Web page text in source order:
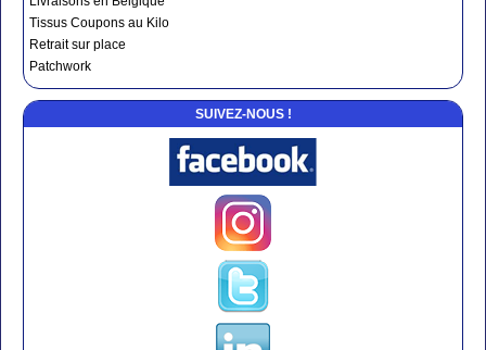
Tissus Coupons au Kilo
Retrait sur place
Patchwork
SUIVEZ-NOUS !